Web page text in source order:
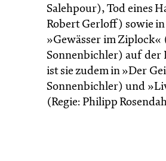
Salehpour), Tod eines
Robert Gerloff) sowie
»Gewässer im Ziplock«
Sonnenbichler) auf der
ist sie zudem in »Der
Sonnenbichler) und
(Regie: Philipp